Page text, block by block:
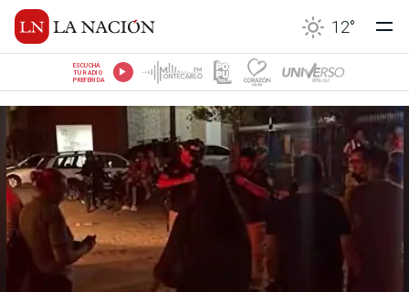
12°
ESCUCHÁ
TU RADIO
PREFERIDA